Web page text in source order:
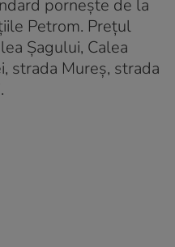
pornește de la
Petrom. Prețul
Șagului, Calea
strada Mureș, strada